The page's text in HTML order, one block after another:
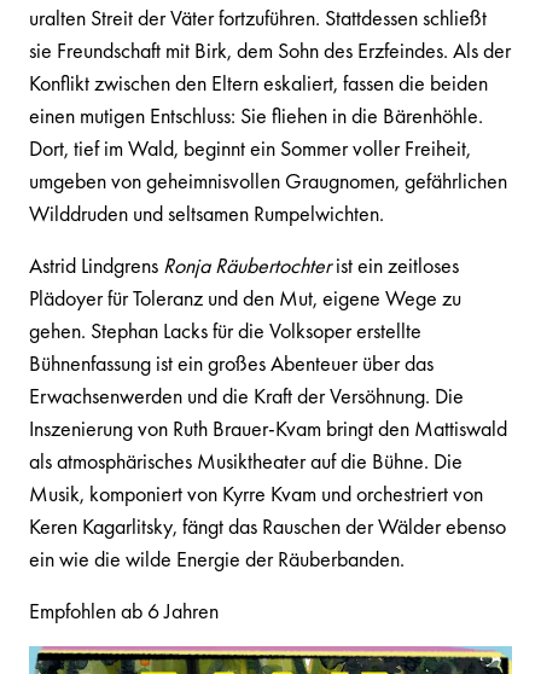
uralten Streit der Väter fortzuführen. Stattdessen schließt
sie Freundschaft mit Birk, dem Sohn des Erzfeindes. Als der
Konflikt zwischen den Eltern eskaliert, fassen die beiden
einen mutigen Entschluss: Sie fliehen in die Bärenhöhle.
Dort, tief im Wald, beginnt ein Sommer voller Freiheit,
umgeben von geheimnisvollen Graugnomen, gefährlichen
Wilddruden und seltsamen Rumpelwichten.
Astrid Lindgrens Ronja Räubertochterist ein zeitloses
Plädoyer für Toleranz und den Mut, eigene Wege zu
gehen. Stephan Lacks für die Volksoper erstellte
Bühnenfassung ist ein großes Abenteuer über das
Erwachsenwerden und die Kraft der Versöhnung. Die
Inszenierung von Ruth Brauer-Kvam bringt den Mattiswald
als atmosphärisches Musiktheater auf die Bühne. Die
Musik, komponiert von Kyrre Kvam und orchestriert von
Keren Kagarlitsky, fängt das Rauschen der Wälder ebenso
ein wie die wilde Energie der Räuberbanden.
Empfohlen ab 6 Jahren